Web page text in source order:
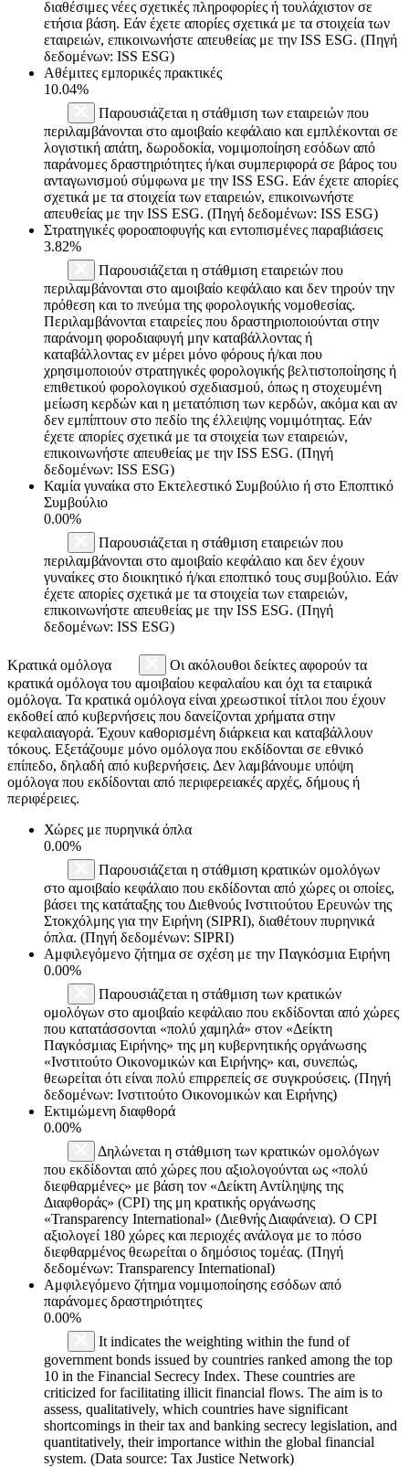
διαθέσιμες νέες σχετικές πληροφορίες ή τουλάχιστον σε
ετήσια βάση. Εάν έχετε απορίες σχετικά με τα στοιχεία των
εταιρειών, επικοινωνήστε απευθείας με την ISS ESG. (Πηγή
δεδομένων: ISS ESG)
Αθέμιτες εμπορικές πρακτικές
10.04%
Παρουσιάζεται η στάθμιση των εταιρειών που
περιλαμβάνονται στο αμοιβαίο κεφάλαιο και εμπλέκονται σε
λογιστική απάτη, δωροδοκία, νομιμοποίηση εσόδων από
παράνομες δραστηριότητες ή/και συμπεριφορά σε βάρος του
ανταγωνισμού σύμφωνα με την ISS ESG. Εάν έχετε απορίες
σχετικά με τα στοιχεία των εταιρειών, επικοινωνήστε
απευθείας με την ISS ESG. (Πηγή δεδομένων: ISS ESG)
Στρατηγικές φοροαποφυγής και εντοπισμένες παραβιάσεις
3.82%
Παρουσιάζεται η στάθμιση εταιρειών που
περιλαμβάνονται στο αμοιβαίο κεφάλαιο και δεν τηρούν την
πρόθεση και το πνεύμα της φορολογικής νομοθεσίας.
Περιλαμβάνονται εταιρείες που δραστηριοποιούνται στην
παράνομη φοροδιαφυγή μην καταβάλλοντας ή
καταβάλλοντας εν μέρει μόνο φόρους ή/και που
χρησιμοποιούν στρατηγικές φορολογικής βελτιστοποίησης ή
επιθετικού φορολογικού σχεδιασμού, όπως η στοχευμένη
μείωση κερδών και η μετατόπιση των κερδών, ακόμα και αν
δεν εμπίπτουν στο πεδίο της έλλειψης νομιμότητας. Εάν
έχετε απορίες σχετικά με τα στοιχεία των εταιρειών,
επικοινωνήστε απευθείας με την ISS ESG. (Πηγή
δεδομένων: ISS ESG)
Καμία γυναίκα στο Εκτελεστικό Συμβούλιο ή στο Εποπτικό
Συμβούλιο
0.00%
Παρουσιάζεται η στάθμιση εταιρειών που
περιλαμβάνονται στο αμοιβαίο κεφάλαιο και δεν έχουν
γυναίκες στο διοικητικό ή/και εποπτικό τους συμβούλιο. Εάν
έχετε απορίες σχετικά με τα στοιχεία των εταιρειών,
επικοινωνήστε απευθείας με την ISS ESG. (Πηγή
δεδομένων: ISS ESG)
Κρατικά ομόλογα
Οι ακόλουθοι δείκτες αφορούν τα
κρατικά ομόλογα του αμοιβαίου κεφαλαίου και όχι τα εταιρικά
ομόλογα. Τα κρατικά ομόλογα είναι χρεωστικοί τίτλοι που έχουν
εκδοθεί από κυβερνήσεις που δανείζονται χρήματα στην
κεφαλαιαγορά. Έχουν καθορισμένη διάρκεια και καταβάλλουν
τόκους. Εξετάζουμε μόνο ομόλογα που εκδίδονται σε εθνικό
επίπεδο, δηλαδή από κυβερνήσεις. Δεν λαμβάνουμε υπόψη
ομόλογα που εκδίδονται από περιφερειακές αρχές, δήμους ή
περιφέρειες.
Χώρες με πυρηνικά όπλα
0.00%
Παρουσιάζεται η στάθμιση κρατικών ομολόγων
στο αμοιβαίο κεφάλαιο που εκδίδονται από χώρες οι οποίες,
βάσει της κατάταξης του Διεθνούς Ινστιτούτου Ερευνών της
Στοκχόλμης για την Ειρήνη (SIPRI), διαθέτουν πυρηνικά
όπλα. (Πηγή δεδομένων: SIPRI)
Αμφιλεγόμενο ζήτημα σε σχέση με την Παγκόσμια Ειρήνη
0.00%
Παρουσιάζεται η στάθμιση των κρατικών
ομολόγων στο αμοιβαίο κεφάλαιο που εκδίδονται από χώρες
που κατατάσσονται «πολύ χαμηλά» στον «Δείκτη
Παγκόσμιας Ειρήνης» της μη κυβερνητικής οργάνωσης
«Ινστιτούτο Οικονομικών και Ειρήνης» και, συνεπώς,
θεωρείται ότι είναι πολύ επιρρεπείς σε συγκρούσεις. (Πηγή
δεδομένων: Ινστιτούτο Οικονομικών και Ειρήνης)
Εκτιμώμενη διαφθορά
0.00%
Δηλώνεται η στάθμιση των κρατικών ομολόγων
που εκδίδονται από χώρες που αξιολογούνται ως «πολύ
διεφθαρμένες» με βάση τον «Δείκτη Αντίληψης της
Διαφθοράς» (CPI) της μη κρατικής οργάνωσης
«Transparency International» (Διεθνής Διαφάνεια). Ο CPI
αξιολογεί 180 χώρες και περιοχές ανάλογα με το πόσο
διεφθαρμένος θεωρείται ο δημόσιος τομέας. (Πηγή
δεδομένων: Transparency International)
Αμφιλεγόμενο ζήτημα νομιμοποίησης εσόδων από
παράνομες δραστηριότητες
0.00%
It indicates the weighting within the fund of
government bonds issued by countries ranked among the top
10 in the Financial Secrecy Index. These countries are
criticized for facilitating illicit financial flows. The aim is to
assess, qualitatively, which countries have significant
shortcomings in their tax and banking secrecy legislation, and
quantitatively, their importance within the global financial
system. (Data source: Tax Justice Network)